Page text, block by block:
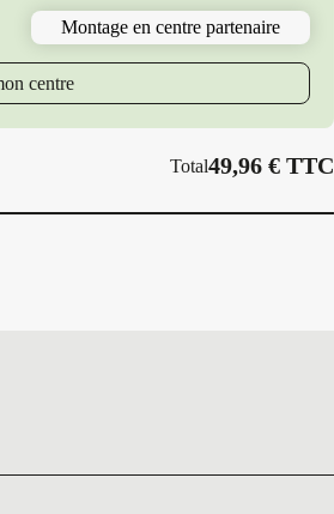
165/65R13
77
Montage en centre partenaire
centre
Total49,96 €TTC